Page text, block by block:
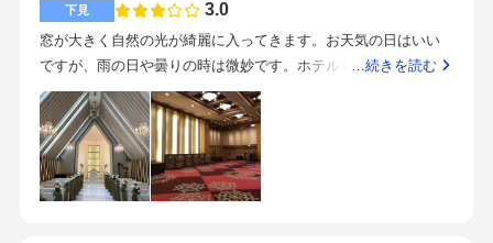
端駅から直結で、飛行機で来る人も新幹線でくる人もアクセス
よくて助かる、との声をたくさんいただきました。当日雨だっ
たのですがみんな濡れずにこれたようでした！スタッフが丁寧
コスパがいいあとは何といっても料理がおいしかったですとに
かく疑問に思ったことは遠慮なく聞く、やってみたい演出はと
りあえず相談する！一度きりの結婚式、悔いなくするために自
分の理想をしっかり持って打ち合わせするべきだと思います。
あとは楽しんで準備してほしいです。
下見 3.0
窓が大きく自然の光が綺麗に入ってきます。お天気の日はいい
ですが、雨の日や曇りの時は微妙です。ホテルらしい大きな披
露宴会場です。横並びで4つほどの部屋に区切れるので全てを開
放して300人くらいの結婚式にはいいかもしれません。私たちと
しては、同じ時間帯に真横でも披露宴をしているかもしれない
というのが問題点でした。地下鉄直結なので非常に便利です。
博多駅から駅2つ分です。空港からも近く、お天気が悪い日でも
…続きを読む